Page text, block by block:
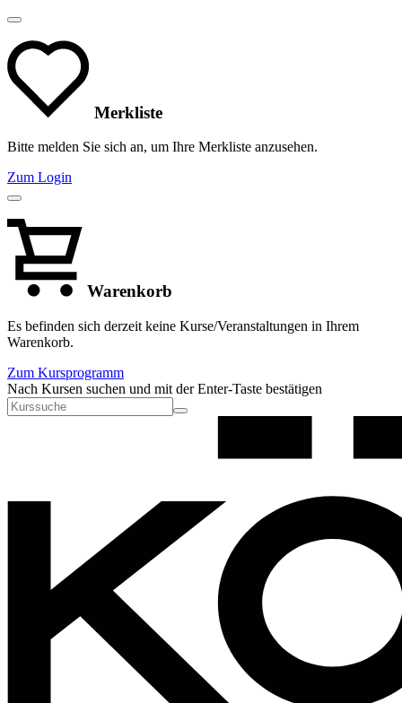
Merkliste
Bitte melden Sie sich an, um Ihre Merkliste anzusehen.
Zum Login
Warenkorb
Es befinden sich derzeit keine Kurse/Veranstaltungen in Ihrem
Warenkorb.
Zum Kursprogramm
Nach Kursen suchen und mit der Enter-Taste bestätigen